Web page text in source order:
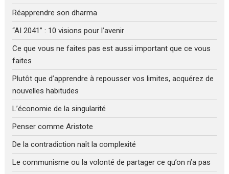
Réapprendre son dharma
“AI 2041” : 10 visions pour l’avenir
Ce que vous ne faites pas est aussi important que ce vous
faites
Plutôt que d’apprendre à repousser vos limites, acquérez de
nouvelles habitudes
L’économie de la singularité
Penser comme Aristote
De la contradiction naît la complexité
Le communisme ou la volonté de partager ce qu’on n’a pas